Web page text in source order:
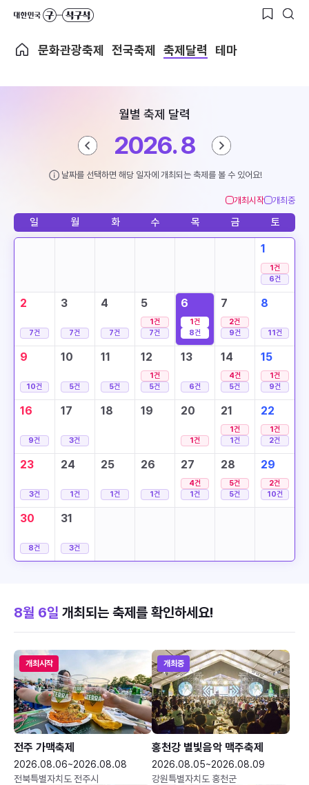
문화관광축제 전국축제 축제달력 테마
월별 축제 달력
2026. 8
날짜를 선택하면 해당 일자에 개최되는 축제를 볼 수 있어요!
개최시작 개최중
일 월 화 수 목 금 토
1
1건
6건
2
7건
3
7건
4
7건
5
1건
7건
6
1건
8건
7
2건
9건
8
11건
9
10건
10
5건
11
5건
12
1건
5건
13
6건
14
4건
5건
15
1건
9건
16
9건
17
3건
18 19 20
1건
21
1건
1건
22
1건
2건
23
3건
24
1건
25
1건
26
1건
27
4건
1건
28
5건
5건
29
2건
10건
30
8건
31
3건
8월 6일 개최되는 축제를 확인하세요!
개최시작
전주 가맥축제
2026.08.06~2026.08.08
전북특별자치도 전주시
개최중
홍천강 별빛음악 맥주축제
2026.08.05~2026.08.09
강원특별자치도 홍천군